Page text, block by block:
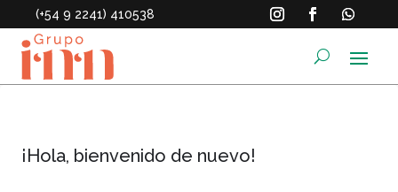
(+54 9 2241) 410538
¡Hola, bienvenido de nuevo!